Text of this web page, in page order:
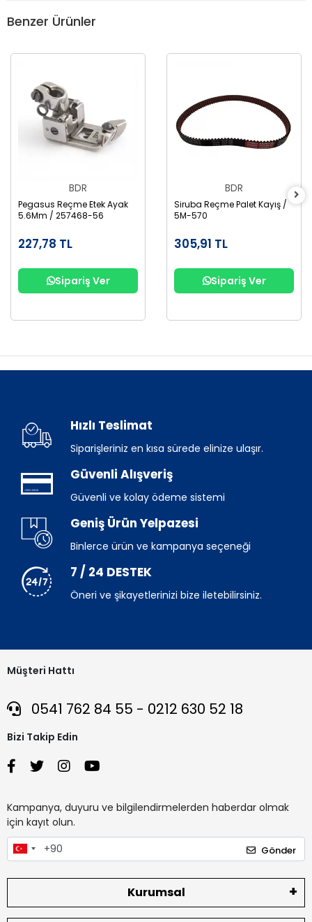
Benzer Ürünler
BDR
Pegasus Reçme Etek Ayak
5.6Mm / 257468-56
227,78 TL
Sipariş Ver
BDR
Siruba Reçme Palet Kayış /
5M-570
305,91 TL
Sipariş Ver
Hızlı Teslimat
Siparişleriniz en kısa sürede elinize ulaşır.
Güvenli Alışveriş
Güvenli ve kolay ödeme sistemi
Geniş Ürün Yelpazesi
Binlerce ürün ve kampanya seçeneği
7 / 24 DESTEK
Öneri ve şikayetlerinizi bize iletebilirsiniz.
Müşteri Hattı
0541 762 84 55 - 0212 630 52 18
Bizi Takip Edin
Kampanya, duyuru ve bilgilendirmelerden haberdar olmak
için kayıt olun.
Gönder
Kurumsal